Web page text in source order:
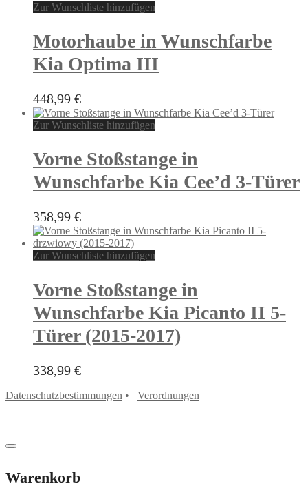
Zur Wunschliste hinzufügen
Motorhaube in Wunschfarbe
Kia Optima III
448,99 €
Zur Wunschliste hinzufügen
Vorne Stoßstange in
Wunschfarbe Kia Cee’d 3-Türer
358,99 €
Zur Wunschliste hinzufügen
Vorne Stoßstange in
Wunschfarbe Kia Picanto II 5-
Türer (2015-2017)
338,99 €
Datenschutzbestimmungen • Verordnungen
Warenkorb